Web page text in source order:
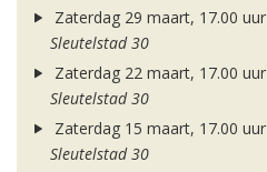
Zaterdag 29 maart, 17.00 uur
Sleutelstad 30
Zaterdag 22 maart, 17.00 uur
Sleutelstad 30
Zaterdag 15 maart, 17.00 uur
Sleutelstad 30